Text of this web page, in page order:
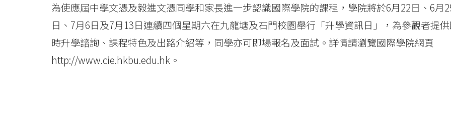
為使應屆中學文憑及毅進文憑同學和家長進一步認識國際學院的課程，學院將於6月22日、6月
日、7月6日及7月13日連續四個星期六在九龍塘及石門校園舉行「升學資訊日」，為參觀者提
時升學諮詢、課程特色及出路介紹等，同學亦可即場報名及面試。詳情請瀏覽國際學院網頁
http://www.cie.hkbu.edu.hk 。